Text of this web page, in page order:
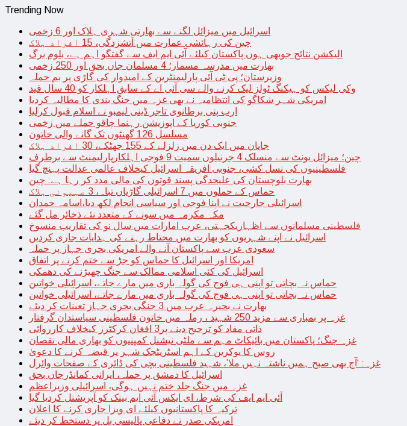
Trending Now
اسرائیل میں میزائل لگنے سے بھارتی شہری ہلاک اور 6 زخمی
چین کی رہائشی عمارت میں آتشزدگی، 15 افراد ہلاک
الیکشن نتائج جوبھی ہوں پاکستان کیلئے آئی ایم ایف سے گفتگو اہم ہے، بلوم برگ
بھارت میں مدرسہ مسمار؛ 4 مسلمان جاں بحق اور 250 زخمی
وزیرستان؛ پی ٹی آئی پارلیمنٹرین کے امیدوار کی گاڑی پر بم حملہ
وکی لیکس کو ہیکنگ ٹولز لیک کرنے والے سی آئی اے کے سابق اہلکار کو 40 سال قید
امریکی شہر شکاگو کی انتظامیہ نے بھی غزہ میں جنگ بندی کا مطالبہ کردیا
ارب پتی برطانوی تاجر ڈینی لیمبو نے اسلام قبول کرلیا
جنوبی کوریا کے اپوزیشن رہنما چاقو حملے میں زخمی
مسلسل 126 گھنٹوں تک گانے والی خاتون
جاپان میں ایک دن میں زلزلے کے 155 جھٹکے، 30 افراد ہلاک
چین؛ میزائل یونٹ سے منسلک 4 جرنیلوں سمیت 9 فوجی اہلکارپارلیمنٹ سے برطرف
فلسطینیوں کی نسل کشی، جنوبی افریقہ اسرائیل کیخلاف عالمی عدالت پہنچ گیا
بھارت بلوچستان کی علیحدگی پسند قوتوں کی مالی مدد کر رہا ہے: چین
حماس کے حملوں میں 7 اسرائیلی گاڑیاں تباہ، 3 صہیونی ہلاک
اسرائیلی جارحیت نے اپنا فوجی اور سیاسی انجام لکھ دیا،اسامہ حمدان
مکہ مکرمہ میں سونے کے متعدد نئے ذخائر مل گئے
فلسطینی مسلمانوں سے اظہاریکجہتی، عرب امارات میں سال نو کی تقاریب منسوخ
اسرائیل نے اپنے شہریوں کو بھارت میں محتاط رہنے کی ہدایات جاری کردیں
سعودی عرب سے پاکستان آنے والے امریکی بحری جہاز پر حملہ
امریکا اور اسرائیل کا حماس کو جڑ سے ختم کرنے پر اتفاق
اسرائیل کی کئی اسلامی ممالک سے جنگ چھیڑنے کی دھمکی
حماس نہ بچاتی تو اپنی ہی فوج کی گولہ باری میں مارے جاتے، اسرائیلی خواتین
حماس نہ بچاتی تو اپنی ہی فوج کی گولہ باری میں مارے جاتے، اسرائیلی خواتین
بھارت نے بحیرہ عرب میں 3 جنگی بحری جہاز تعینات کر دیئے
غزہ پر بمباری سے مزید 250 شہید ، رملہ میں خاتون فلسطینی سیاستدان گرفتار
ذاتی مفاد کو ترجیح دینے پر3 افغان کرکٹرز کیخلاف کارروائی
غزہ جنگ؛ پاکستان میں بائیکاٹ مہم سے ملٹی نیشنل کمپنیوں کو بھاری مالی نقصان
روس کا یوکرین کے اہم اسٹریٹجک شہر پر قبضہ کرنے کا دعویٰ
غزہ: ‘آج بھی صبح ہمیں ناشتہ نہیں ملا’، شہید فلسطینی بچی کی ڈائری کے صفحات وائرل
اسرائیل کا دمشق پر حملہ، ایرانی کمانڈرجاں بحق
غزہ میں جنگ جلد ختم نہیں ہوگی، اسرائیلی وزیراعظم
آئی ایم ایف کی شرط، ای ایکس آئی ایم بینک کو آپریشنل کردیا گیا
ترکیہ کا پاکستانیوں کیلئے ای ویزا جاری کرنے کا اعلان
امریکی صدر نے دفاعی پالیسی بل پر دستخط کر دیئے